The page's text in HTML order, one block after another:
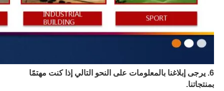
6. يرجى إبلاغنا بالمعلومات على النحو التالي إذا كنت مهتمًا
بمنتجاتنا.